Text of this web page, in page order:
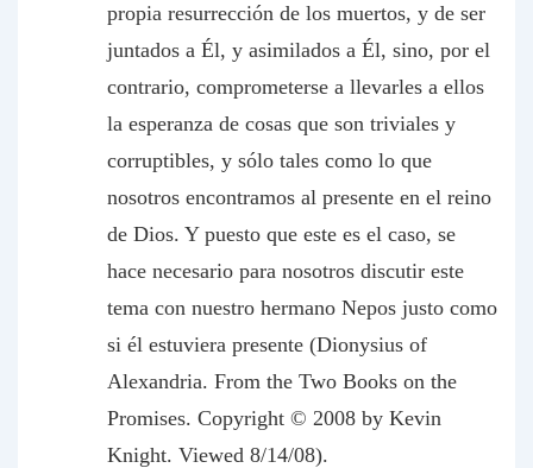
propia resurrección de los muertos, y de ser
juntados a Él, y asimilados a Él, sino, por el
contrario, comprometerse a llevarles a ellos
la esperanza de cosas que son triviales y
corruptibles, y sólo tales como lo que
nosotros encontramos al presente en el reino
de Dios. Y puesto que este es el caso, se
hace necesario para nosotros discutir este
tema con nuestro hermano Nepos justo como
si él estuviera presente (Dionysius of
Alexandria. From the Two Books on the
Promises. Copyright © 2008 by Kevin
Knight. Viewed 8/14/08).